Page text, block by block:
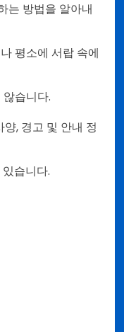
는 방법을 알아내
평소에 서랍 속에
습니다.
양, 경고 및 안내 정
습니다.